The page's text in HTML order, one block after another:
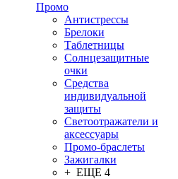
Промо
Антистрессы
Брелоки
Таблетницы
Солнцезащитные
очки
Средства
индивидуальной
защиты
Светоотражатели и
аксессуары
Промо-браслеты
Зажигалки
+ ЕЩЕ 4